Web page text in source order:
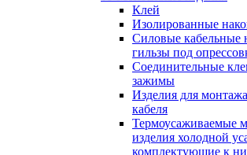
Клей
Изолированные
Силовые кабельные
гильзы под
Соединительные
зажимы
Изделия для
кабеля
Термоусаживаемые
изделия холодной
комплектующие к